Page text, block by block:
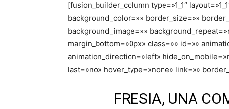
[fusion_builder_column type=»1_1″
background_color=»» border_size=»»
background_image=»»
margin_bottom=»0px» class=»» id=»»
animation_direction=»left»
last=»no» hover_type=»none» link=»»
FRESIA, UNA